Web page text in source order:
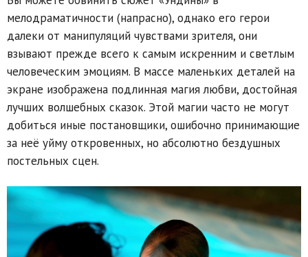
мелодраматичности (напрасно), однако его герои
далеки от манипуляций чувствами зрителя, они
взывают прежде всего к самым искренним и светлым
человеческим эмоциям. В массе маленьких деталей на
экране изображена подлинная магия любви, достойная
лучших волшебных сказок. Этой магии часто не могут
добиться иные постановщики, ошибочно принимающие
за неё уйму откровенных, но абсолютно бездушных
постельных сцен.